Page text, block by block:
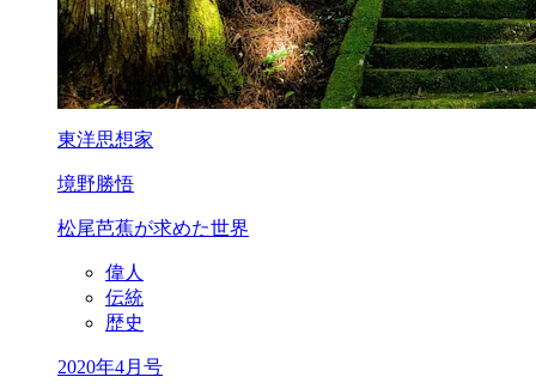
東洋思想家
境野勝悟
松尾芭蕉が求めた世界
偉人
伝統
歴史
2020年4月号